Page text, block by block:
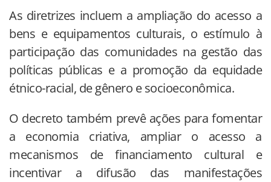
As diretrizes incluem a ampliação do acesso a
bens e equipamentos culturais, o estímulo à
participação das comunidades na gestão das
políticas públicas e a promoção da equidade
étnico-racial, de gênero e socioeconômica.
O decreto também prevê ações para fomentar
a economia criativa, ampliar o acesso a
mecanismos de financiamento cultural e
incentivar a difusão das manifestações